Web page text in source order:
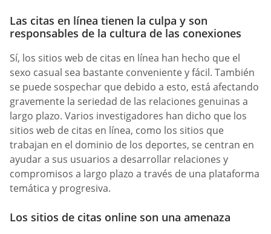
Las citas en línea tienen la culpa y son
responsables de la cultura de las conexiones
Sí, los sitios web de citas en línea han hecho que el
sexo casual sea bastante conveniente y fácil. También
se puede sospechar que debido a esto, está afectando
gravemente la seriedad de las relaciones genuinas a
largo plazo. Varios investigadores han dicho que los
sitios web de citas en línea, como los sitios que
trabajan en el dominio de los deportes, se centran en
ayudar a sus usuarios a desarrollar relaciones y
compromisos a largo plazo a través de una plataforma
temática y progresiva.
Los sitios de citas online son una amenaza